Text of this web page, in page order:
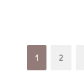
1 2